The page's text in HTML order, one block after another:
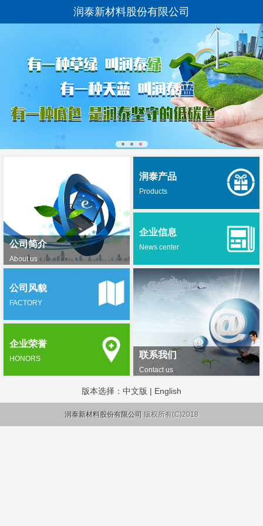
润泰新材料股份有限公司
公司简介
About us
润泰产品
Products
企业信息
News center
联系我们
Contact us
公司风貌
FACTORY
企业荣誉
HONORS
版本选择： 中文版 | English
润泰新材料股份有限公司 版权所有(C)2018